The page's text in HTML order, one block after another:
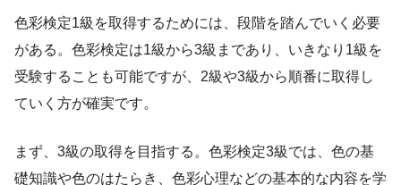
色彩検定1級を取得するためには、段階を踏んでいく必要
がある。色彩検定は1級から3級まであり、いきなり1級を
受験することも可能ですが、2級や3級から順番に取得し
ていく方が確実です。
まず、3級の取得を目指する。色彩検定3級では、色の基
礎知識や色のはたらき、色彩心理などの基本的な内容を学